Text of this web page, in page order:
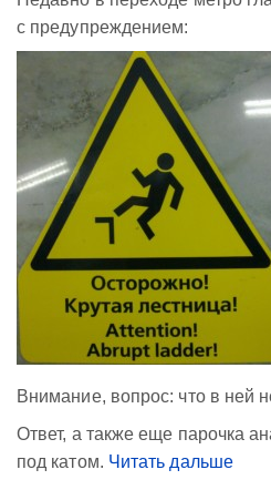
с предупреждением:
Внимание, вопрос: что в ней
Ответ, а также еще парочка
под катом. Читать дальше